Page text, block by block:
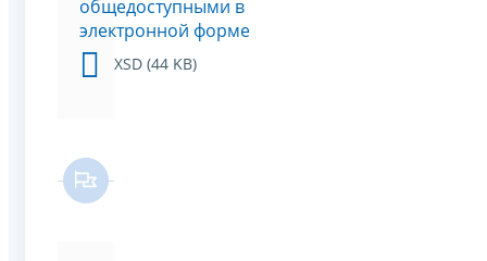
общедоступными в
электронной форме
XSD (44 KB)